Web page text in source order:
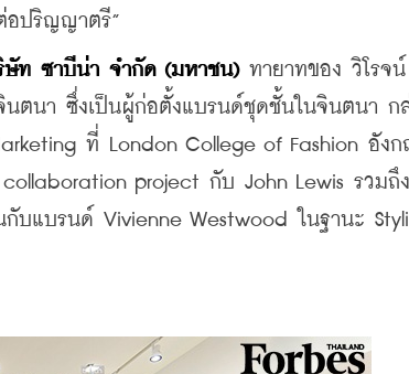
อปริญญาตรี”
ษัท ซาบีน่า จำกัด (มหาชน) ทายาทของ วิโรจน์
ตนา ซึ่งเป็นผู้ก่อตั้งแบรนด์ชุดชั้นในจินตนา ก
ที่ London College of Fashion อังก
project กับ John Lewis รวมถึง
บแบรนด์ Vivienne Westwood ในฐานะ